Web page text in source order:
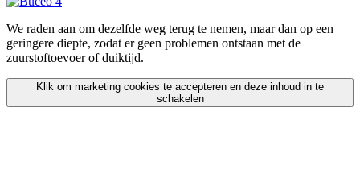
We raden aan om dezelfde weg terug te nemen, maar dan op een
geringere diepte, zodat er geen problemen ontstaan met de
zuurstoftoevoer of duiktijd.
Klik om marketing cookies te accepteren en deze inhoud in te
schakelen